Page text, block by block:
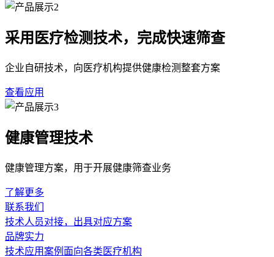
采用医疗检测技术，完成快速筛查
企业自研技术，向医疗机构提供健康检测整套方案
查看应用
健康管理技术
健康管理方案，用于开展健康筛查业务
了解更多
联系我们
技术人员对接，出具对应方案
品牌实力
技术应用案例面向各类医疗机构